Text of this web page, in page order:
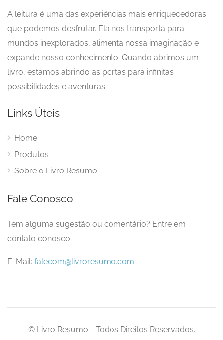
A leitura é uma das experiências mais enriquecedoras
que podemos desfrutar. Ela nos transporta para
mundos inexplorados, alimenta nossa imaginação e
expande nosso conhecimento. Quando abrimos um
livro, estamos abrindo as portas para infinitas
possibilidades e aventuras.
Links Úteis
Home
Produtos
Sobre o Livro Resumo
Fale Conosco
Tem alguma sugestão ou comentário? Entre em
contato conosco.
E-Mail: falecom@livroresumo.com
© Livro Resumo - Todos Direitos Reservados.